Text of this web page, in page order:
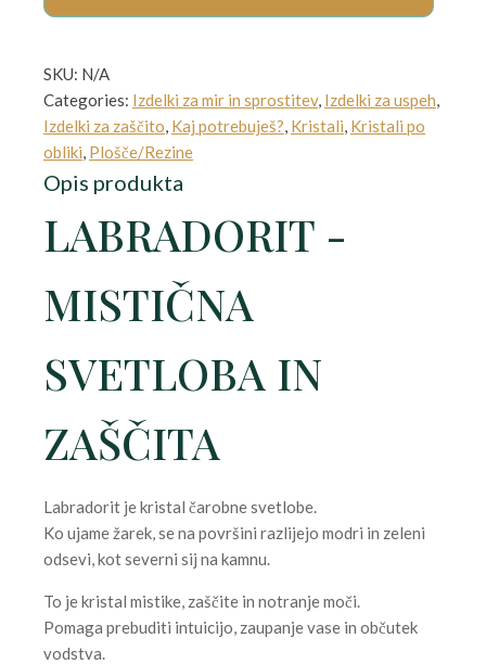
SKU: N/A
Categories: Izdelki za mir in sprostitev, Izdelki za uspeh,
Izdelki za zaščito, Kaj potrebuješ?, Kristali, Kristali po
obliki, Plošče/Rezine
Opis produkta
LABRADORIT -
MISTIČNA
SVETLOBA IN
ZAŠČITA
Labradorit je kristal čarobne svetlobe.
Ko ujame žarek, se na površini razlijejo modri in zeleni
odsevi, kot severni sij na kamnu.
To je kristal mistike, zaščite in notranje moči.
Pomaga prebuditi intuicijo, zaupanje vase in občutek
vodstva.